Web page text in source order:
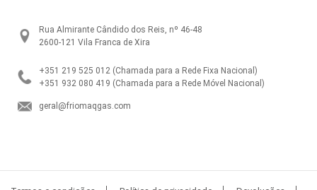
Rua Almirante Cândido dos Reis, nº 46-48
2600-121 Vila Franca de Xira
+351 219 525 012 (Chamada para a Rede Fixa Nacional)
+351 932 080 419 (Chamada para a Rede Móvel Nacional)
geral@friomaqgas.com